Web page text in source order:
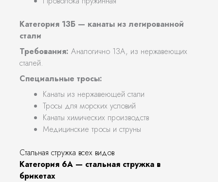
Категория 13Б — канаты из легированной
стали
Требования: Аналогично 13А, из нержавеющих
сталей.
Специальные тросы:
Канаты из нержавеющей стали
Тросы для морских условий
Канаты химических производств
Медицинские тросы и струны
Стальная стружка всех видов
Категория 6А — стальная стружка в
брикетах